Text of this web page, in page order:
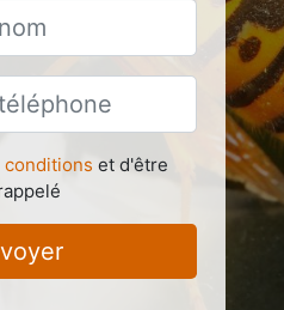
conditions et d'être